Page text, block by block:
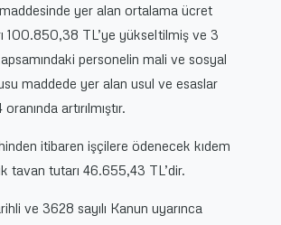
maddesinde yer alan ortalama ücret
100.850,38 TL’ye yükseltilmiş ve 3
personelin mali ve sosyal
maddede yer alan usul ve esaslar
artırılmıştır.
itibaren işçilere ödenecek kıdem
tavan tutarı 46.655,43 TL’dir.
ve 3628 sayılı Kanun uyarınca